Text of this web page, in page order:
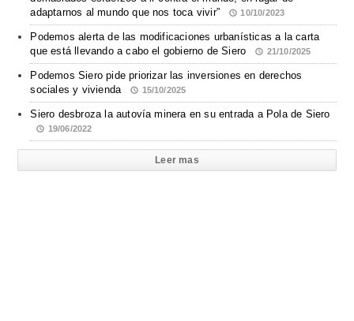
adaptarnos al mundo que nos toca vivir”
10/10/2023
Podemos alerta de las modificaciones urbanísticas a la carta
que está llevando a cabo el gobierno de Siero
21/10/2025
Podemos Siero pide priorizar las inversiones en derechos
sociales y vivienda
15/10/2025
Siero desbroza la autovía minera en su entrada a Pola de Siero
19/06/2022
Leer mas